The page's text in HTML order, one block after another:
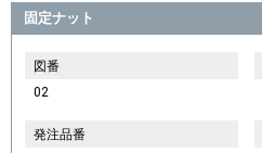
固定ナット
図番
02
発注品番